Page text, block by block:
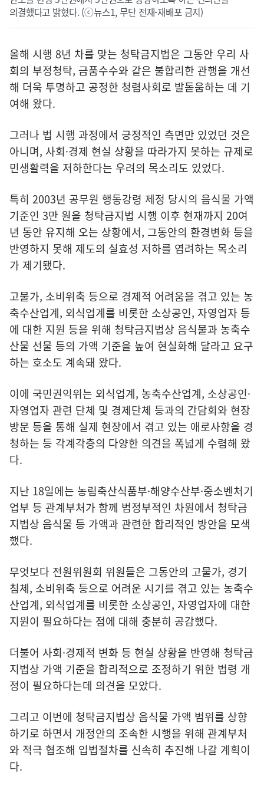
의결했다고 밝혔다. (ⓒ뉴스1, 무단 전재-재배포 금지)
올해 시행 8년 차를 맞는 청탁금지법은 그동안 우리 사
회의 부정청탁, 금품수수와 같은 불합리한 관행을 개선
해 더욱 투명하고 공정한 청렴사회로 발돋움하는 데 기
여해 왔다.
그러나 법 시행 과정에서 긍정적인 측면만 있었던 것은
아니며, 사회·경제 현실 상황을 따라가지 못하는 규제로
민생활력을 저하한다는 우려의 목소리도 있었다.
특히 2003년 공무원 행동강령 제정 당시의 음식물 가액
기준인 3만 원을 청탁금지법 시행 이후 현재까지 20여
년 동안 유지해 오는 상황에서, 그동안의 환경변화 등을
반영하지 못해 제도의 실효성 저하를 염려하는 목소리
가 제기됐다.
고물가, 소비위축 등으로 경제적 어려움을 겪고 있는 농
축수산업계, 외식업계를 비롯한 소상공인, 자영업자 등
에 대한 지원 등을 위해 청탁금지법상 음식물과 농축수
산물 선물 등의 가액 기준을 높여 현실화해 달라고 요구
하는 호소도 계속돼 왔다.
이에 국민권익위는 외식업계, 농축수산업계, 소상공인·
자영업자 관련 단체 및 경제단체 등과의 간담회와 현장
방문 등을 통해 실제 현장에서 겪고 있는 애로사항을 경
청하는 등 각계각층의 다양한 의견을 폭넓게 수렴해 왔
다.
지난 18일에는 농림축산식품부·해양수산부·중소벤처기
업부 등 관계부처가 함께 범정부적인 차원에서 청탁금
지법상 음식물 등 가액과 관련한 합리적인 방안을 모색
했다.
무엇보다 전원위원회 위원들은 그동안의 고물가, 경기
침체, 소비위축 등으로 어려운 시기를 겪고 있는 농축수
산업계, 외식업계를 비롯한 소상공인, 자영업자에 대한
지원이 필요하다는 점에 대해 충분히 공감했다.
더불어 사회·경제적 변화 등 현실 상황을 반영해 청탁금
지법상 가액 기준을 합리적으로 조정하기 위한 법령 개
정이 필요하다는데 의견을 모았다.
그리고 이번에 청탁금지법상 음식물 가액 범위를 상향
하기로 하면서 개정안의 조속한 시행을 위해 관계부처
와 적극 협조해 입법절차를 신속히 추진해 나갈 계획이
다.